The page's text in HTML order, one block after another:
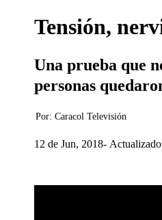
Tensión,
Una prueba que
personas
Por: Caracol Televisión
12 de Jun, 2018